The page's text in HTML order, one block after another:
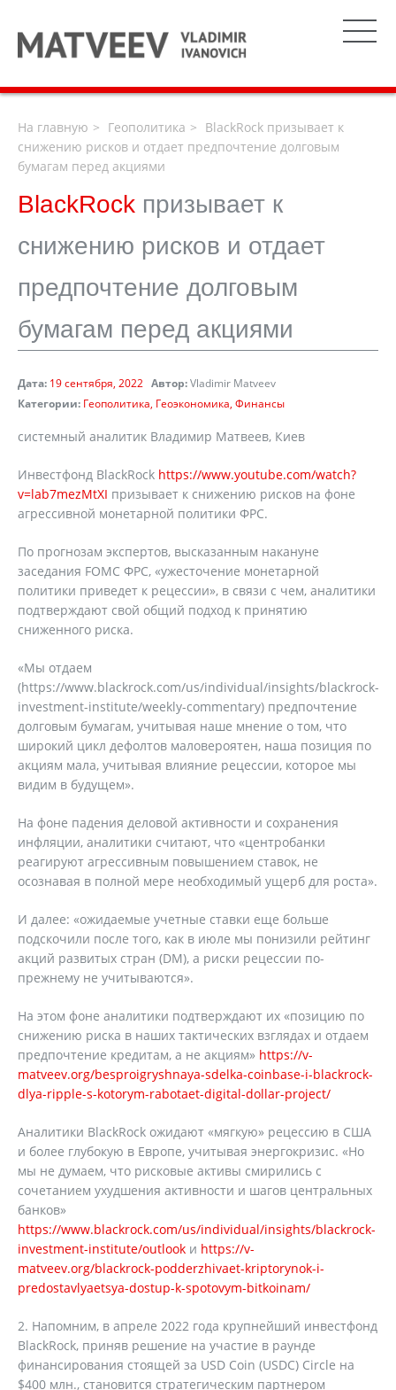
На главную Геополитика
BlackRock призывает к
снижению рисков и отдает предпочтение долговым
бумагам перед акциями
BlackRock призывает к
снижению рисков и отдает
предпочтение долговым
бумагам перед акциями
Дата: 19 сентября, 2022 Автор:Vladimir Matveev
Категории: Геополитика Геоэкономика Финансы
системный аналитик Владимир Матвеев, Киев
Инвестфонд BlackRock https://www.youtube.com/watch?
v=lab7mezMtXI призывает к снижению рисков на фоне
агрессивной монетарной политики ФРС.
По прогнозам экспертов, высказанным накануне
заседания FOMC ФРС, «ужесточение монетарной
политики приведет к рецессии», в связи с чем, аналитики
подтверждают свой общий подход к принятию
сниженного риска.
«Мы отдаем
(https://www.blackrock.com/us/individual/insights/blackrock-
investment-institute/weekly-commentary) предпочтение
долговым бумагам, учитывая наше мнение о том, что
широкий цикл дефолтов маловероятен, наша позиция по
акциям мала, учитывая влияние рецессии, которое мы
видим в будущем».
На фоне падения деловой активности и сохранения
инфляции, аналитики считают, что «центробанки
реагируют агрессивным повышением ставок, не
осознавая в полной мере необходимый ущерб для роста».
И далее: «ожидаемые учетные ставки еще больше
подскочили после того, как в июле мы понизили рейтинг
акций развитых стран (DM), а риски рецессии по-
прежнему не учитываются».
На этом фоне аналитики подтверждают их «позицию по
снижению риска в наших тактических взглядах и отдаем
предпочтение кредитам, а не акциям» https://v-
matveev.org/besproigryshnaya-sdelka-coinbase-i-blackrock-
dlya-ripple-s-kotorym-rabotaet-digital-dollar-project/
Аналитики BlackRock ожидают «мягкую» рецессию в США
и более глубокую в Европе, учитывая энергокризис. «Но
мы не думаем, что рисковые активы смирились с
сочетанием ухудшения активности и шагов центральных
банков»
https://www.blackrock.com/us/individual/insights/blackrock-
investment-institute/outlook и https://v-
matveev.org/blackrock-podderzhivaet-kriptorynok-i-
predostavlyaetsya-dostup-k-spotovym-bitkoinam/
2. Напомним, в апреле 2022 года крупнейший инвестфонд
BlackRock, приняв решение на участие в раунде
финансирования стоящей за USD Coin (USDC) Circle на
$400 млн., становится стратегическим партнером